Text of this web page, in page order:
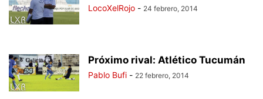
LocoXelRojo - 24 febrero, 2014
Próximo rival: Atlético Tucumán
Pablo Bufi - 22 febrero, 2014